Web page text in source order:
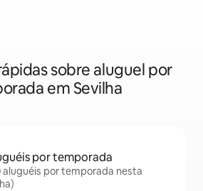
sobre aluguel por
em Sevilha
por temporada
aluguéis por temporada nesta